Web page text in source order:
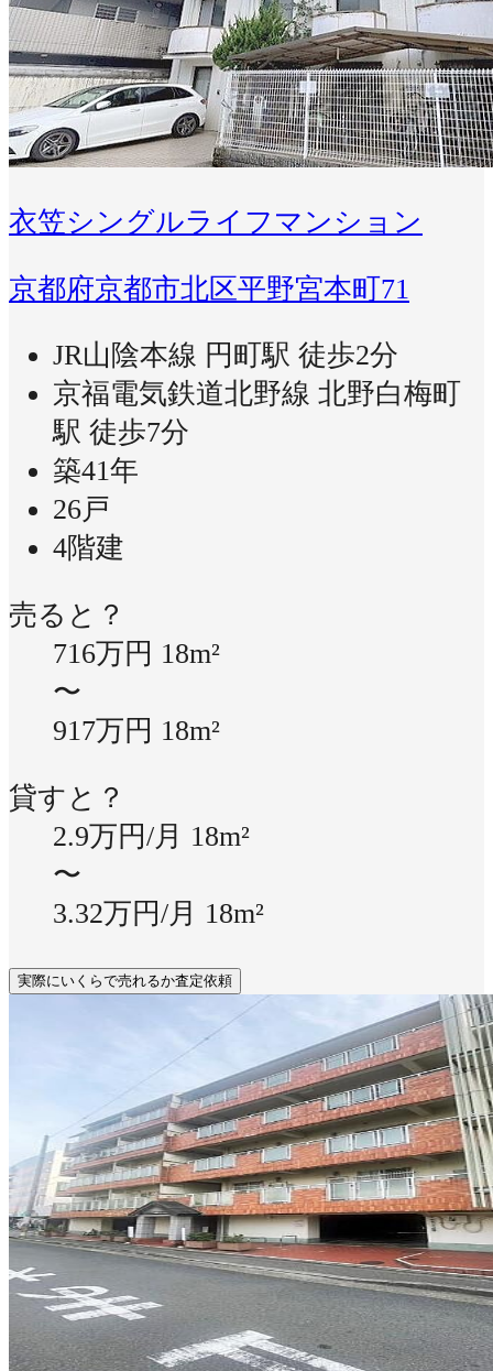
衣笠シングルライフマンション
京都府京都市北区平野宮本町71
JR山陰本線 円町駅 徒歩2分
京福電気鉄道北野線 北野白梅町
駅 徒歩7分
築41年
26戸
4階建
売ると？
716万円 18m²
〜
917万円 18m²
貸すと？
2.9万円/月 18m²
〜
3.32万円/月 18m²
実際にいくらで売れるか査定依頼